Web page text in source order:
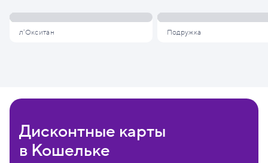
л'Окситан Подружка
Дисконтные карты
в Кошельке